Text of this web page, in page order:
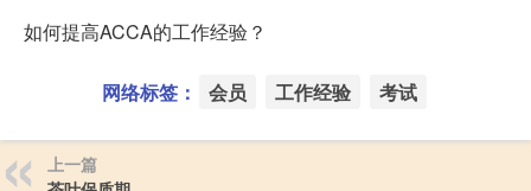
如何提高ACCA的工作经验？
网络标签： 会员 工作经验 考试
上一篇